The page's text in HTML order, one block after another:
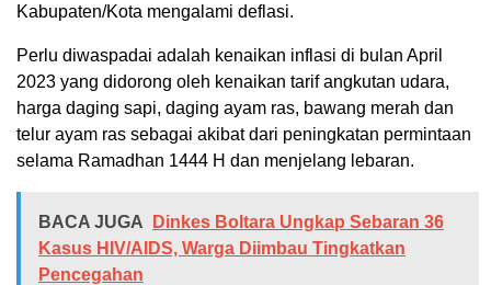
Kabupaten/Kota mengalami deflasi.
Perlu diwaspadai adalah kenaikan inflasi di bulan April
2023 yang didorong oleh kenaikan tarif angkutan udara,
harga daging sapi, daging ayam ras, bawang merah dan
telur ayam ras sebagai akibat dari peningkatan permintaan
selama Ramadhan 1444 H dan menjelang lebaran.
BACA JUGA
‎Dinkes Boltara Ungkap Sebaran 36
Kasus HIV/AIDS, Warga Diimbau Tingkatkan
Pencegahan